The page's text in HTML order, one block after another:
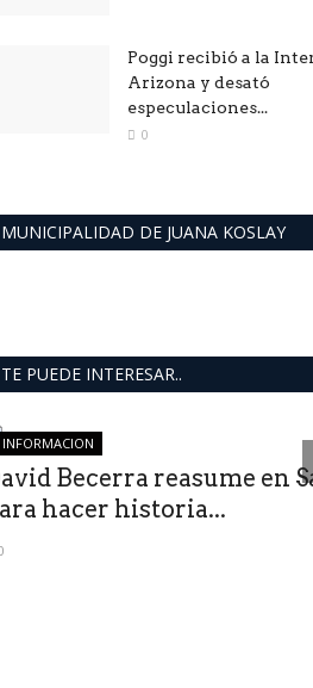
Poggi recibió a la
Arizona y desató
especulaciones...
0
MUNICIPALIDAD DE JUANA KOSLAY
TE PUEDE INTERESAR..
INFORMACION
Becerra reasume en
hacer historia...